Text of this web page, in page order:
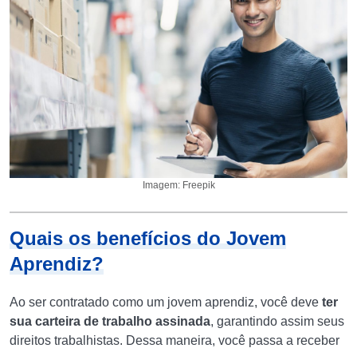
Imagem: Freepik
Quais os benefícios do Jovem
Aprendiz?
Ao ser contratado como um jovem aprendiz, você deve ter
sua carteira de trabalho assinada, garantindo assim seus
direitos trabalhistas. Dessa maneira, você passa a receber